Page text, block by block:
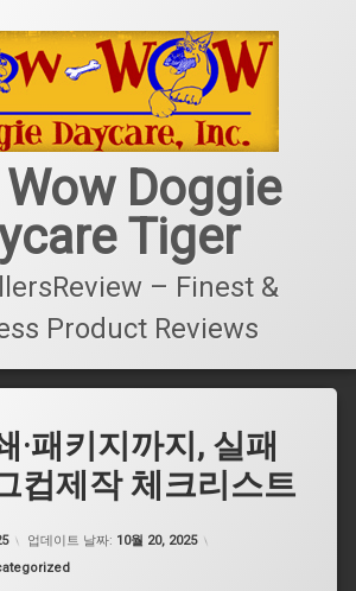
Doggie
Tiger
– Finest &
Product Reviews
·패키지까지, 실패
컵제작 체크리스트
업데이트 날짜: 10월 20, 2025
리: